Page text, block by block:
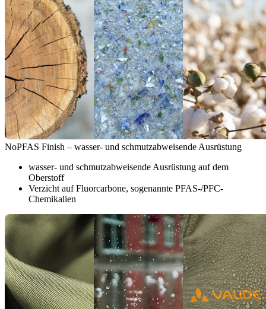
NoPFAS Finish – wasser- und schmutzabweisende Ausrüstung
wasser- und schmutzabweisende Ausrüstung auf dem
Oberstoff
Verzicht auf Fluorcarbone, sogenannte PFAS-/PFC-
Chemikalien